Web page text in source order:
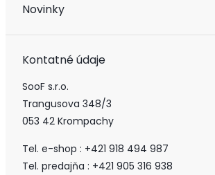
Novinky
Kontatné údaje
SooF s.r.o.
Trangusova 348/3
053 42 Krompachy
Tel. e-shop : +421 918 494 987
Tel. predajňa : +421 905 316 938